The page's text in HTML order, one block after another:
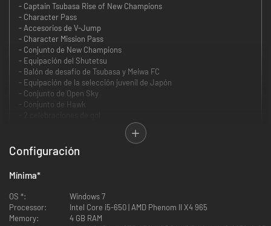
- Captain Tsubasa Rise of New Champions
- Character Pass
- Accesorios de V-Jump
- Character Mission Pass
- Conjunto de New Champions
- Equipación del Shutetsu
- Balón de desafío de Tsubasa y Meiwa FC
- Equipación de la selección juvenil de Japón
- Conjunto de Open Sky
- Conjunto de Hawk
Configuración
Mínima*
OS *:
Windows 7
Processor:
Intel Core i5-650 | AMD Phenom II X4 965
Memory:
4 GB RAM